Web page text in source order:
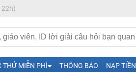
THỬ MIỄN PHÍ THÔNG BÁO NẠP TIỀN